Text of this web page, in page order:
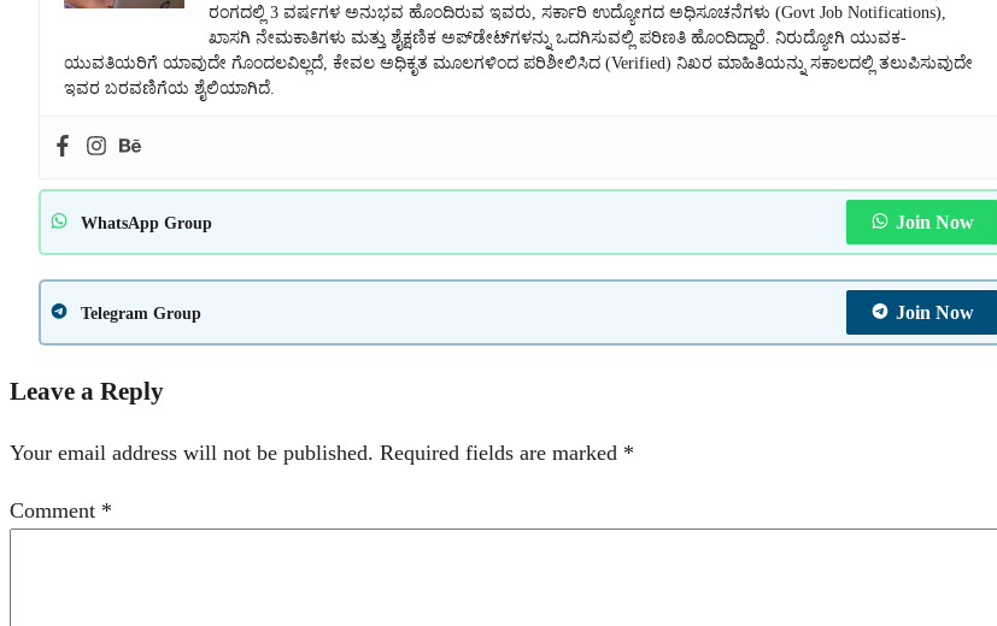
ರಂಗದಲ್ಲಿ 3 ವರ್ಷಗಳ ಅನುಭವ ಹೊಂದಿರುವ ಇವರು, ಸರ್ಕಾರಿ ಉದ್ಯೋಗದ ಅಧಿಸೂಚನೆಗಳು (Govt Job Notifications),
ಖಾಸಗಿ ನೇಮಕಾತಿಗಳು ಮತ್ತು ಶೈಕ್ಷಣಿಕ ಅಪ್‌ಡೇಟ್‌ಗಳನ್ನು ಒದಗಿಸುವಲ್ಲಿ ಪರಿಣತಿ ಹೊಂದಿದ್ದಾರೆ. ನಿರುದ್ಯೋಗಿ ಯುವಕ-
ಯುವತಿಯರಿಗೆ ಯಾವುದೇ ಗೊಂದಲವಿಲ್ಲದೆ, ಕೇವಲ ಅಧಿಕೃತ ಮೂಲಗಳಿಂದ ಪರಿಶೀಲಿಸಿದ (Verified) ನಿಖರ ಮಾಹಿತಿಯನ್ನು ಸಕಾಲದಲ್ಲಿ ತಲುಪಿಸುವುದೇ
ಇವರ ಬರವಣಿಗೆಯ ಶೈಲಿಯಾಗಿದೆ.
WhatsApp Group Join Now
Telegram Group Join Now
Leave a Reply
Your email address will not be published. Required fields are marked *
Comment *